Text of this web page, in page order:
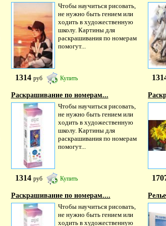
Чтобы научиться рисовать,
не нужно быть гением или
ходить в художественную
школу. Картины для
раскрашивания по номерам
помогут...
1314 руб Купить
Раскрашивание по номерам...
Чтобы научиться рисовать,
не нужно быть гением или
ходить в художественную
школу. Картины для
раскрашивания по номерам
помогут...
1314 руб Купить
Раскрашивание по номерам....
Чтобы научиться рисовать,
не нужно быть гением или
ходить в художественную